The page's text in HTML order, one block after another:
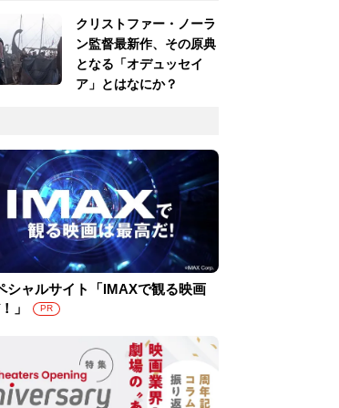
クリストファー・ノーラ
ン監督最新作、その原典
となる「オデュッセイ
ア」とはなにか？
シャルサイト「IMAXで観る映画
」
PR